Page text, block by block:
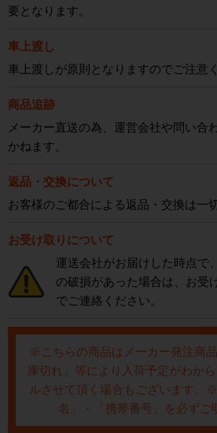
要となります。
車上渡し
車上渡しが原則となりますのでご注意
商品追跡
メーカー直送の為、運営会社や問い合
かねます。
返品・交換について
お客様のご都合による返品・交換は一
お受け取りについて
運送会社がお届けした時点で
の破損があった場合は、お受
でご連絡ください。
※こちらの商品はメーカー発注商
庫切れ」等により入荷予定がわか
ルさせて頂く場合もございます。
名」・「携帯番号」を必ずご